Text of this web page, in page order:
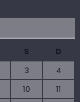
S
D
3
4
10
11